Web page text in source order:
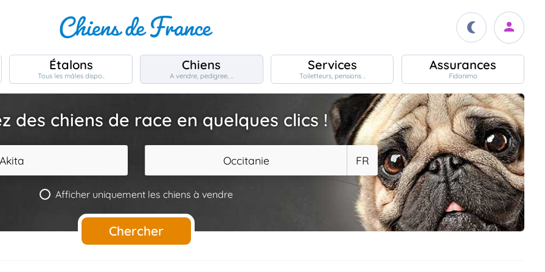
Étalons
Tous les mâles dispo..
Chiens
A vendre, pedigree, ..
Services
Toiletteurs, pensions ..
Assurances
Fidanimo
des chiens de race en quelques clics !
Akita Occitanie FR
Afficher uniquement les chiens à vendre
Chercher